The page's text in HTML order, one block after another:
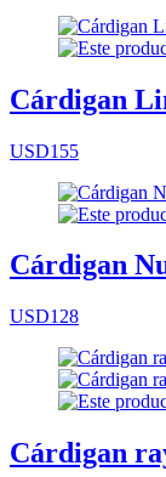
Cárdigan
USD155
Cárdigan
USD128
Cárdigan